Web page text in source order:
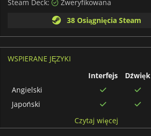
Steam Deck:
Zweryfikowana
38 Osiągnięcia Steam
WSPIERANE JĘZYKI
Interfejs
Dźwięk
Angielski
Japoński
Czytaj więcej